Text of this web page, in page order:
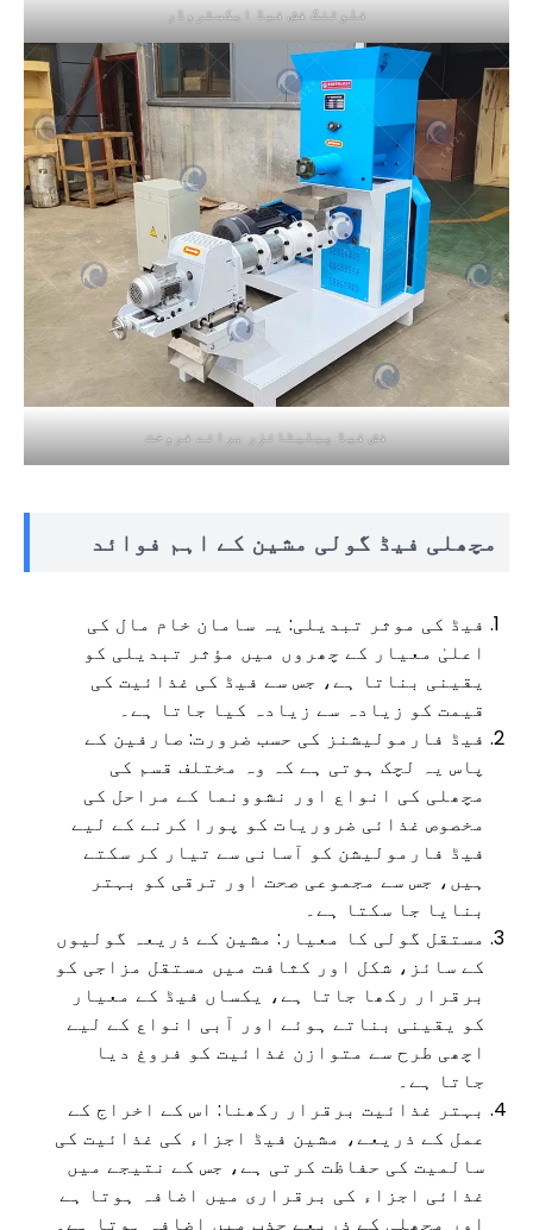
فلوٹنگ فش فیڈ ایکسٹروڈر
فش فیڈ پیلیٹائزر برائے فروخت
مچھلی فیڈ گولی مشین کے اہم فوائد
فیڈ کی موثر تبدیلی: یہ سامان خام مال کی
اعلیٰ معیار کے چھروں میں مؤثر تبدیلی کو
یقینی بناتا ہے، جس سے فیڈ کی غذائیت کی
قیمت کو زیادہ سے زیادہ کیا جاتا ہے۔
فیڈ فارمولیشنز کی حسب ضرورت: صارفین کے
پاس یہ لچک ہوتی ہے کہ وہ مختلف قسم کی
مچھلی کی انواع اور نشوونما کے مراحل کی
مخصوص غذائی ضروریات کو پورا کرنے کے لیے
فیڈ فارمولیشن کو آسانی سے تیار کر سکتے
ہیں، جس سے مجموعی صحت اور ترقی کو بہتر
بنایا جا سکتا ہے۔
مستقل گولی کا معیار: مشین کے ذریعہ گولیوں
کے سائز، شکل اور کثافت میں مستقل مزاجی کو
برقرار رکھا جاتا ہے، یکساں فیڈ کے معیار
کو یقینی بناتے ہوئے اور آبی انواع کے لیے
اچھی طرح سے متوازن غذائیت کو فروغ دیا
جاتا ہے۔
بہتر غذائیت برقرار رکھنا: اس کے اخراج کے
عمل کے ذریعے، مشین فیڈ اجزاء کی غذائیت کی
سالمیت کی حفاظت کرتی ہے، جس کے نتیجے میں
غذائی اجزاء کی برقراری میں اضافہ ہوتا ہے
اور مچھلی کے ذریعے جذب میں اضافہ ہوتا ہے۔